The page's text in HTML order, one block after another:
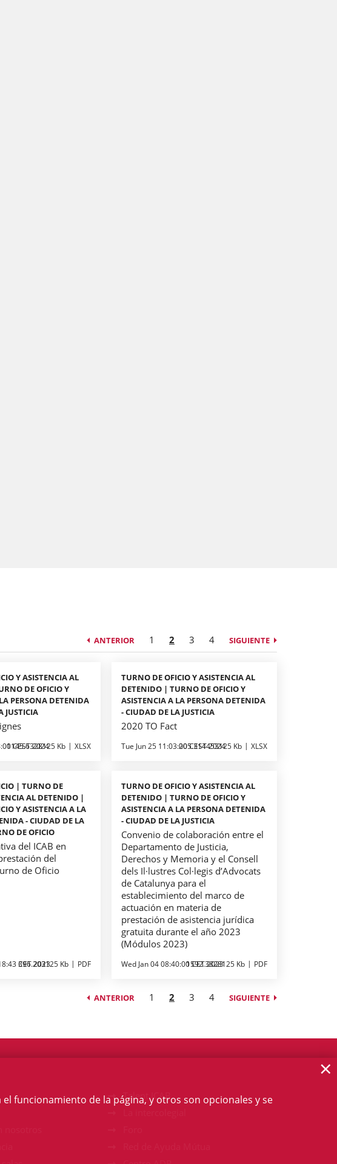
ANTERIOR 1 2 3 4 SIGUIENTE
Y ASISTENCIA AL
DE OFICIO Y
PERSONA DETENIDA
JUSTICIA
CEST 2024
1145.6328125 Kb XLSX
TURNO DE OFICIO Y ASISTENCIA AL
DETENIDO | TURNO DE OFICIO Y
ASISTENCIA A LA PERSONA DETENIDA
- CIUDAD DE LA JUSTICIA
2020 TO Fact
Tue Jun 25 11:03:00 CEST 2024
205.314453125 Kb XLSX
| TURNO DE
AL DETENIDO |
Y ASISTENCIA A LA
- CIUDAD DE LA
DE OFICIO
del ICAB en
del
de Oficio
CET 2023
396.203125 Kb PDF
TURNO DE OFICIO Y ASISTENCIA AL
DETENIDO | TURNO DE OFICIO Y
ASISTENCIA A LA PERSONA DETENIDA
- CIUDAD DE LA JUSTICIA
Convenio de colaboración entre el
Departamento de Justicia,
Derechos y Memoria y el Consell
dels Il·lustres Col·legis d’Advocats
de Catalunya para el
establecimiento del marco de
actuación en materia de
prestación de asistencia jurídica
gratuita durante el año 2023
(Módulos 2023)
Wed Jan 04 08:40:00 CET 2023
1592.3828125 Kb PDF
ANTERIOR 1 2 3 4 SIGUIENTE
Talent ICAB
funcionamiento de la página, y otros son opcionales y se
×